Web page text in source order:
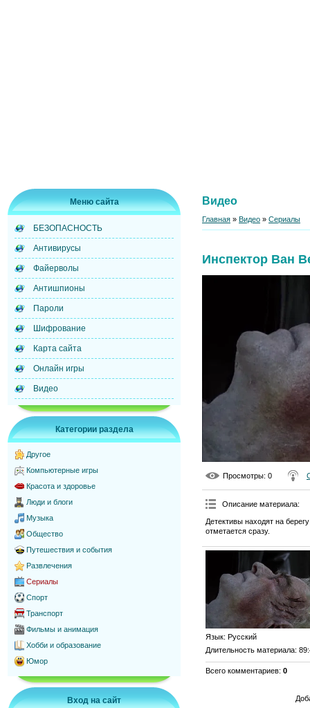
Меню сайта
БЕЗОПАСНОСТЬ
Антивирусы
Файерволы
Антишпионы
Пароли
Шифрование
Карта сайта
Онлайн игры
Видео
Категории раздела
Другое
Компьютерные игры
Красота и здоровье
Люди и блоги
Музыка
Общество
Путешествия и события
Развлечения
Сериалы
Спорт
Транспорт
Фильмы и анимация
Хобби и образование
Юмор
Вход на сайт
Видео
Главная » Видео » Сериалы
Инспектор Ван
Просмотры: 0
Описание материала:
Детективы находят на
отметается сразу.
Язык: Русский
Длительность материала:
Всего комментариев: 0